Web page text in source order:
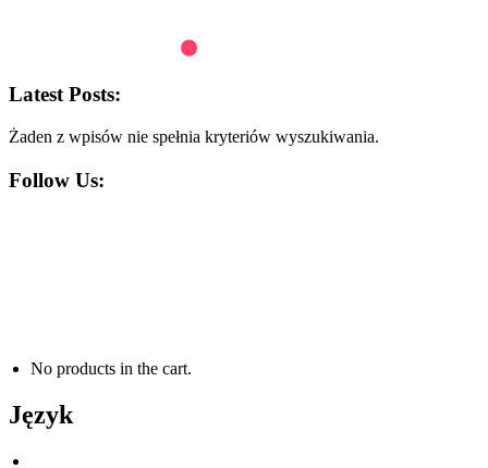
Latest Posts:
Żaden z wpisów nie spełnia kryteriów wyszukiwania.
Follow Us:
No products in the cart.
Język